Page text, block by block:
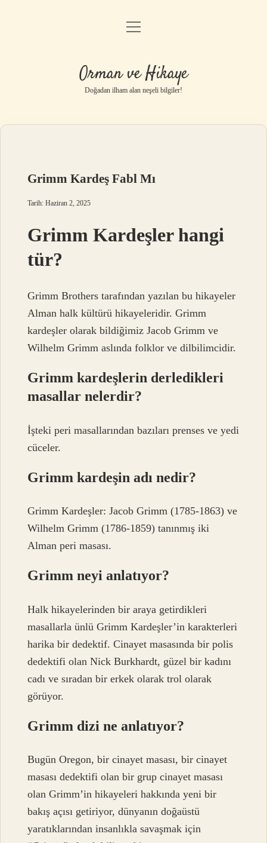
Anasayfa
Yasal Uyarı
menüyü
Orman ve Hikaye
Doğadan ilham alan neşeli bilgiler!
Grimm Kardeş Fabl Mı
Tarih: Haziran 2, 2025
Grimm Kardeşler hangi
tür?
Grimm Brothers tarafından yazılan bu hikayeler
Alman halk kültürü hikayeleridir. Grimm
kardeşler olarak bildiğimiz Jacob Grimm ve
Wilhelm Grimm aslında folklor ve dilbilimcidir.
Grimm kardeşlerin derledikleri
masallar nelerdir?
İşteki peri masallarından bazıları prenses ve yedi
cüceler.
Grimm kardeşin adı nedir?
Grimm Kardeşler: Jacob Grimm (1785-1863) ve
Wilhelm Grimm (1786-1859) tanınmış iki
Alman peri masası.
Grimm neyi anlatıyor?
Halk hikayelerinden bir araya getirdikleri
masallarla ünlü Grimm Kardeşler’in karakterleri
harika bir dedektif. Cinayet masasında bir polis
dedektifi olan Nick Burkhardt, güzel bir kadını
cadı ve sıradan bir erkek olarak trol olarak
görüyor.
Grimm dizi ne anlatıyor?
Bugün Oregon, bir cinayet masası, bir cinayet
masası dedektifi olan bir grup cinayet masası
olan Grimm’in hikayeleri hakkında yeni bir
bakış açısı getiriyor, dünyanın doğaüstü
yaratıklarından insanlıkla savaşmak için